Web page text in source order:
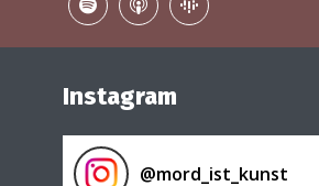
Instagram
@mord_ist_kunst